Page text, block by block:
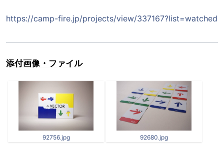
https://camp-fire.jp/projects/view/337167?list=watched
添付画像・ファイル
92756.jpg 92680.jpg